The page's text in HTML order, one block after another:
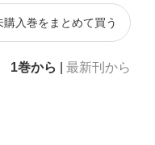
購入巻をまとめて買う
1巻から 最新刊から